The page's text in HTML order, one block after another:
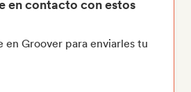
en contacto con estos
en Groover para enviarles tu